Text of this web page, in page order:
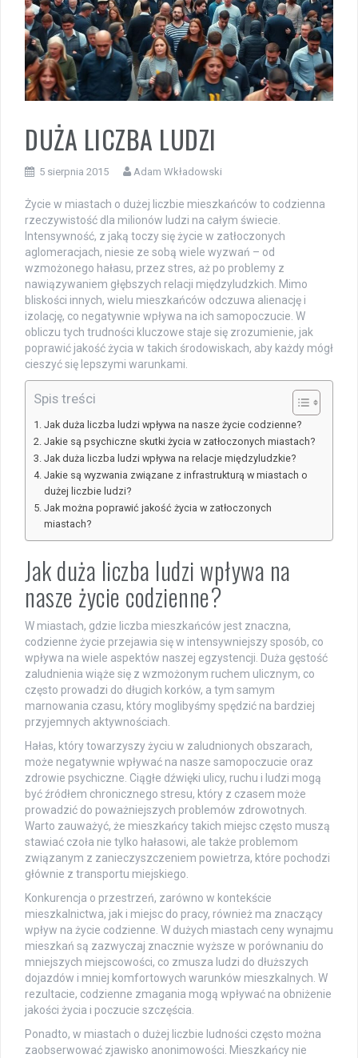
DUŻA LICZBA LUDZI
5 sierpnia 2015 Adam Wkładowski
Życie w miastach o dużej liczbie mieszkańców to codzienna
rzeczywistość dla milionów ludzi na całym świecie.
Intensywność, z jaką toczy się życie w zatłoczonych
aglomeracjach, niesie ze sobą wiele wyzwań – od
wzmożonego hałasu, przez stres, aż po problemy z
nawiązywaniem głębszych relacji międzyludzkich. Mimo
bliskości innych, wielu mieszkańców odczuwa alienację i
izolację, co negatywnie wpływa na ich samopoczucie. W
obliczu tych trudności kluczowe staje się zrozumienie, jak
poprawić jakość życia w takich środowiskach, aby każdy mógł
cieszyć się lepszymi warunkami.
Spis treści
Jak duża liczba ludzi wpływa na nasze życie codzienne?
Jakie są psychiczne skutki życia w zatłoczonych miastach?
Jak duża liczba ludzi wpływa na relacje międzyludzkie?
Jakie są wyzwania związane z infrastrukturą w miastach o
dużej liczbie ludzi?
Jak można poprawić jakość życia w zatłoczonych
miastach?
Jak duża liczba ludzi wpływa na
nasze życie codzienne?
W miastach, gdzie liczba mieszkańców jest znaczna,
codzienne życie przejawia się w intensywniejszy sposób, co
wpływa na wiele aspektów naszej egzystencji. Duża gęstość
zaludnienia wiąże się z wzmożonym ruchem ulicznym, co
często prowadzi do długich korków, a tym samym
marnowania czasu, który moglibyśmy spędzić na bardziej
przyjemnych aktywnościach.
Hałas, który towarzyszy życiu w zaludnionych obszarach,
może negatywnie wpływać na nasze samopoczucie oraz
zdrowie psychiczne. Ciągłe dźwięki ulicy, ruchu i ludzi mogą
być źródłem chronicznego stresu, który z czasem może
prowadzić do poważniejszych problemów zdrowotnych.
Warto zauważyć, że mieszkańcy takich miejsc często muszą
stawiać czoła nie tylko hałasowi, ale także problemom
związanym z zanieczyszczeniem powietrza, które pochodzi
głównie z transportu miejskiego.
Konkurencja o przestrzeń, zarówno w kontekście
mieszkalnictwa, jak i miejsc do pracy, również ma znaczący
wpływ na życie codzienne. W dużych miastach ceny wynajmu
mieszkań są zazwyczaj znacznie wyższe w porównaniu do
mniejszych miejscowości, co zmusza ludzi do dłuższych
dojazdów i mniej komfortowych warunków mieszkalnych. W
rezultacie, codzienne zmagania mogą wpływać na obniżenie
jakości życia i poczucie szczęścia.
Ponadto, w miastach o dużej liczbie ludności często można
zaobserwować zjawisko anonimowości. Mieszkańcy nie